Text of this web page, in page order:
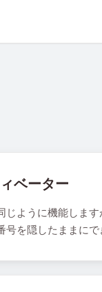
ベーター
じように機能しま
を隠したままに